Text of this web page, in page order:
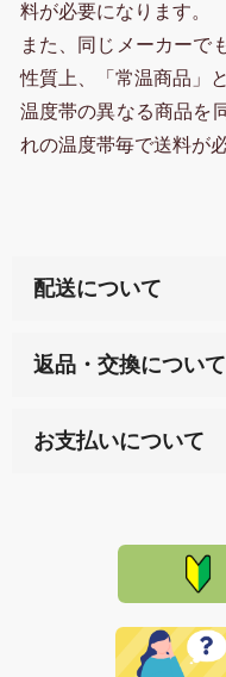
料が必要になります。
また、同じメーカーで
性質上、「常温商品」
温度帯の異なる商品を
れの温度帯毎で送料が
配送について
天ペイ」の方はご注
サイト内で購入され
れの生産メーカーか
で、 それぞれ個別に
返品・交換について
または配送途中の 事
品代金を返金いたし
その際は誠に申し訳
願いいたします。
お支払いについて
た場合、お客様から
※「クレジットカー
定された場合は、準